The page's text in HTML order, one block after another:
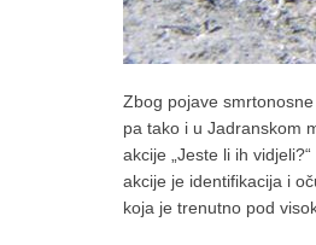
Zbog pojave
pa tako i u Jadranskom
akcije „Jeste li ih
akcije je identifikacija i
koja je trenutno pod